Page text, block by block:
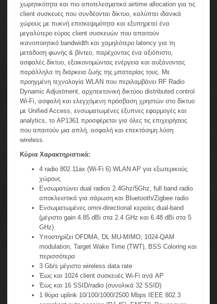
χωρητικότητα και πιο αποτελεσματικό airtime allocation για τις
client συσκευές που συνδέονται δίκτυο, καλύπτει ιδανικά
χώρους με πυκνή επισκεψιμότητα και εξυπηρετεί ένα
μεγαλύτερο εύρος client συσκευών που απαιτούν
ικανοποιητικό bandwidth και χαμηλότερο latency για τη
μετάδοση φωνής & βίντεο, παρέχοντας ένα αξιόπιστο,
ασφαλές δίκτυο, εξοικονομώντας ενέργεια και αυξάνοντας
παράλληλα τη διάρκεια ζωής της μπαταρίας τους. Με
προηγμένη τεχνολογία WLAN που περιλαμβάνει RF Radio
Dynamic Adjustment, αρχιτεκτονική δικτύου distributed control
Wi-Fi, ασφαλή και ελεγχόμενη πρόσβαση χρηστών στο δίκτυο
με Unified Access, ενσωματωμένες έξυπνες εφαρμογές και
analytics, το AP1361 προσφέρεται για όλες τις επιχειρήσεις
που απαιτούν μια απλή, ασφαλή και επεκτάσιμη λύση
wireless.
Κύρια Χαρακτηριστικά:
4 radio 802.11ax (Wi-Fi 6) WLAN AP για εξωτερικούς
χώρους
Ενσωματώνει dual radios 2.4Ghz/5Ghz, full band radio
αποκλειστικά για σάρωση και Bluetooth/Zigbee radio
Ενσωματωμένες οmni-directional κεραίες dual-band
(μέγιστο gain 4.85 dBi στα 2.4 GHz και 6.48 dBi στα 5
GHz)
Υποστηρίζει OFDMA, DL MU-MIMO, 1024-QAM
modulation, Target Wake Time (TWT), BSS Coloring και
περισσότερα
3 Gb/s μέγιστο wireless data rate
Έως και 1024 client συσκευές Wi-Fi ανά AP
Έως και 16 SSID/radio (συνολικά 32 SSID)
1 θύρα uplink 10/100/1000/2500 Mbps IEEE 802.3